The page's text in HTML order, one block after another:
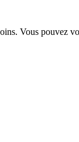
Vous pouvez